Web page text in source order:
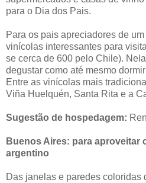
para o Dia dos Pais.
Para os pais apreciadores de
vinícolas interessantes para
se cerca de 600 pelo Chile).
degustar como até mesmo
Entre as vinícolas mais
Viña Huelquén, Santa Rita e a
Sugestão de hospedagem:
Buenos Aires: para aproveitar
argentino
Das janelas e paredes coloridas